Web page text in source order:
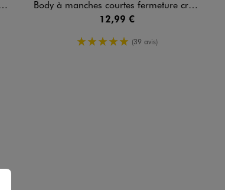
Body à manches courtes fermeture croisée bébé fille (lot de 3)
12,99 €
5/5 de moyenne
(39 avis)